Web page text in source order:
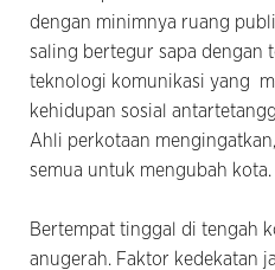
dengan minimnya ruang
saling bertegur sapa dengan
teknologi komunikasi yang
kehidupan sosial
Ahli perkotaan
semua untuk mengubah kota.
Bertempat tinggal di tengah
anugerah. Faktor kedekatan